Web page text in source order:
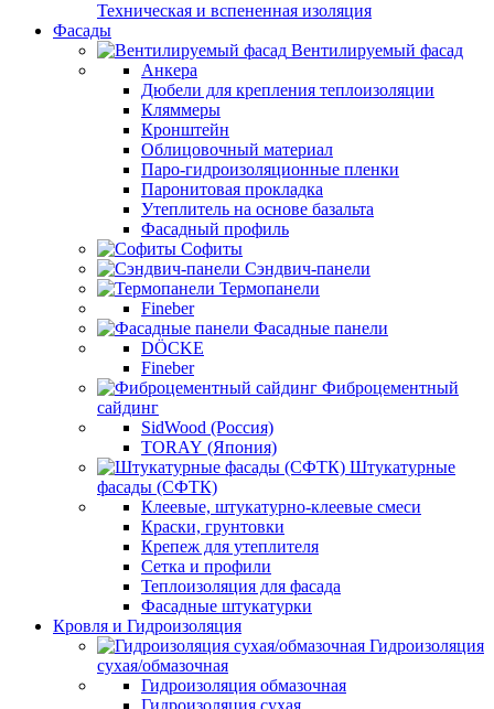
Техническая и вспененная изоляция
Фасады
Вентилируемый фасад
Анкера
Дюбели для крепления теплоизоляции
Кляммеры
Кронштейн
Облицовочный материал
Паро-гидроизоляционные пленки
Паронитовая прокладка
Утеплитель на основе базальта
Фасадный профиль
Софиты
Сэндвич-панели
Термопанели
Fineber
Фасадные панели
DÖCKE
Fineber
Фиброцементный
сайдинг
SidWood (Россия)
TORAY (Япония)
Штукатурные
фасады (СФТК)
Клеевые, штукатурно-клеевые смеси
Краски, грунтовки
Крепеж для утеплителя
Сетка и профили
Теплоизоляция для фасада
Фасадные штукатурки
Кровля и Гидроизоляция
Гидроизоляция
сухая/обмазочная
Гидроизоляция обмазочная
Гидроизоляция сухая